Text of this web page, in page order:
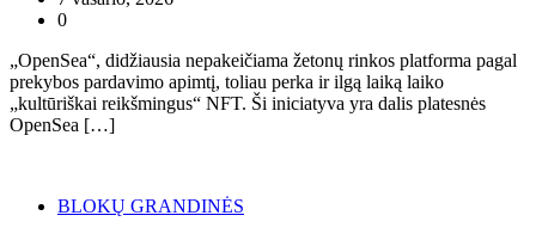
0
„OpenSea“, didžiausia nepakeičiama žetonų rinkos platforma pagal
prekybos pardavimo apimtį, toliau perka ir ilgą laiką laiko
„kultūriškai reikšmingus“ NFT. Ši iniciatyva yra dalis platesnės
OpenSea […]
BLOKŲ GRANDINĖS